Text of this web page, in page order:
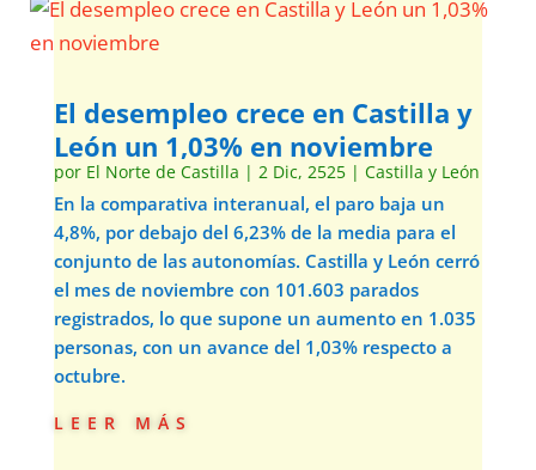
El desempleo crece en Castilla y
León un 1,03% en noviembre
por El Norte de Castilla | 2 Dic, 2525| Castilla y León
En la comparativa interanual, el paro baja un
4,8%, por debajo del 6,23% de la media para el
conjunto de las autonomías. Castilla y León cerró
el mes de noviembre con 101.603 parados
registrados, lo que supone un aumento en 1.035
personas, con un avance del 1,03% respecto a
octubre.
leer más